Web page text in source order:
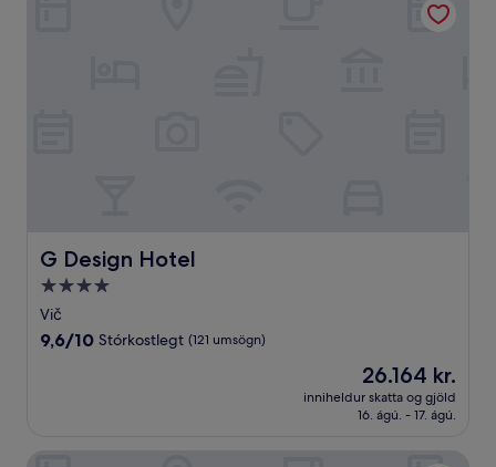
G Design Hotel
G Design Hotel
4.0
stjörnu
gististaður
Vič
9.6
9,6/10 Stórkostlegt (121 umsögn)
Verðið
er
26.164 kr.
26.164 kr.
inniheldur skatta og gjöld
16. ágú. - 17. ágú.